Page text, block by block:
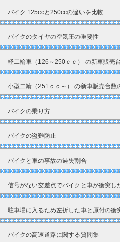
バイク 125ccと250ccの違いを比較
バイクのタイヤの空気圧の重要性
軽二輪車（126～250ｃｃ） の新車販売
小型二輪（251ｃｃ～） の新車販売台数
バイクの乗り方
バイクの盗難防止
バイクと車の事故の過失割合
信号がない交差点でバイクと車が衝突し
駐車場に入るため左折した車と原付の衝
バイクの高速道路に関する質問集